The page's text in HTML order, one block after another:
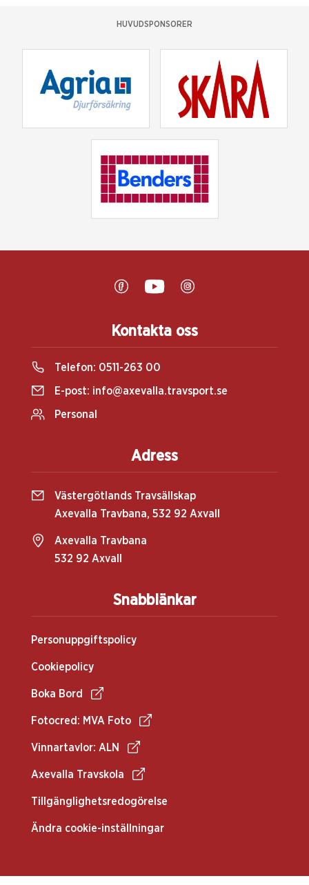
HUVUDSPONSORER
Snabblänkar
Personuppgiftspolicy
Cookiepolicy
Boka Bord
Fotocred: MVA Foto
Vinnartavlor: ALN
Axevalla Travskola
Tillgänglighetsredogörelse
Ändra cookie-inställningar
Kontakta oss
Telefon: 0511-263 00
E-post: info@axevalla.travsport.se
Personal
Adress
Västergötlands Travsällskap
Axevalla Travbana, 532 92 Axvall
Axevalla Travbana
532 92 Axvall